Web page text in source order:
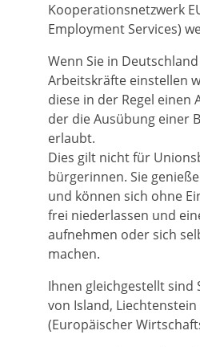
Kooperationsnetzwerk
Employment Services)
Wenn Sie in
Arbeitskräfte einstellen
diese in der Regel einen
der die Ausübung einer
erlaubt.
Dies gilt nicht für
bürgerinnen. Sie
und können sich ohne
frei niederlassen und
aufnehmen oder sich
machen.
Ihnen gleichgestellt sind
von Island,
(Europäischer